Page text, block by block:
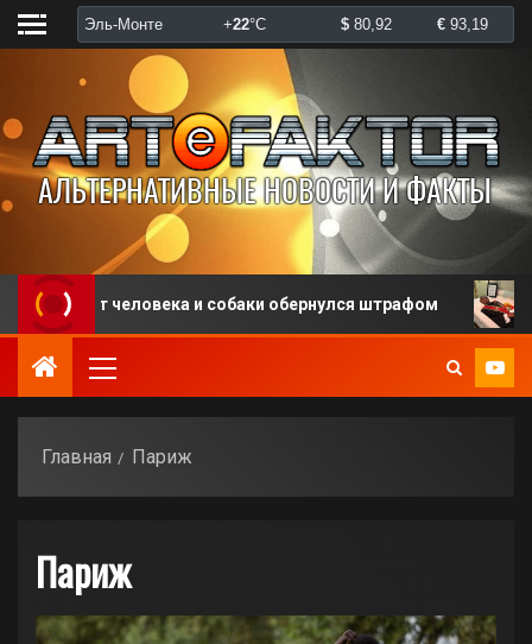
человека и собаки обернулся штрафом В США
Главная Париж
Париж